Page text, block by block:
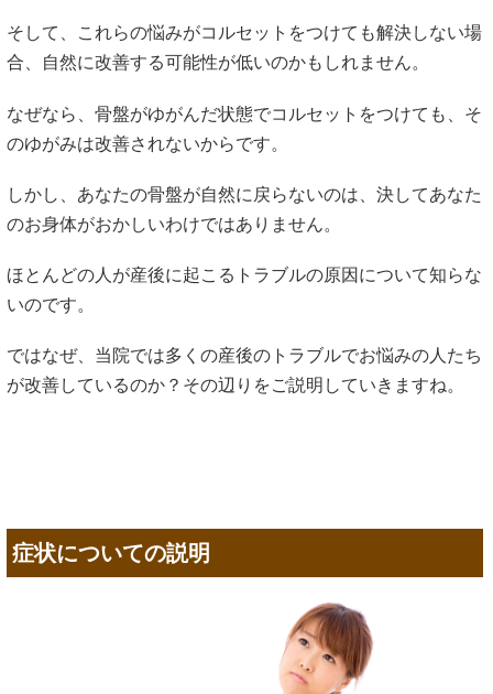
そして、これらの悩みがコルセットをつけても解決しない場
合、自然に改善する可能性が低いのかもしれません。
なぜなら、骨盤がゆがんだ状態でコルセットをつけても、そ
のゆがみは改善されないからです。
しかし、あなたの骨盤が自然に戻らないのは、決してあなた
のお身体がおかしいわけではありません。
ほとんどの人が産後に起こるトラブルの原因について知らな
いのです。
ではなぜ、当院では多くの産後のトラブルでお悩みの人たち
が改善しているのか？その辺りをご説明していきますね。
症状についての説明